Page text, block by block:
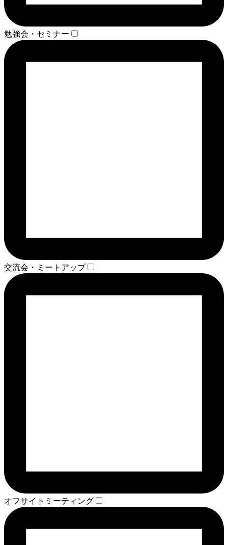
勉強会・セミナー
交流会・ミートアップ
オフサイトミーティング